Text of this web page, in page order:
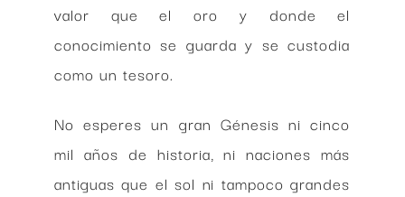
valor que el oro y donde el
conocimiento se guarda y se custodia
como un tesoro.
No esperes un gran Génesis ni cinco
mil años de historia, ni naciones más
antiguas que el sol ni tampoco grandes